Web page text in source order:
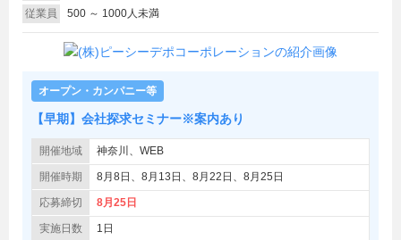
従業員 500 ～ 1000人未満
オープン・カンパニー等
【早期】会社探求セミナー※案内あり
開催地域 神奈川、WEB
開催時期 8月8日、8月13日、8月22日、8月25日
応募締切 8月25日
実施日数 1日